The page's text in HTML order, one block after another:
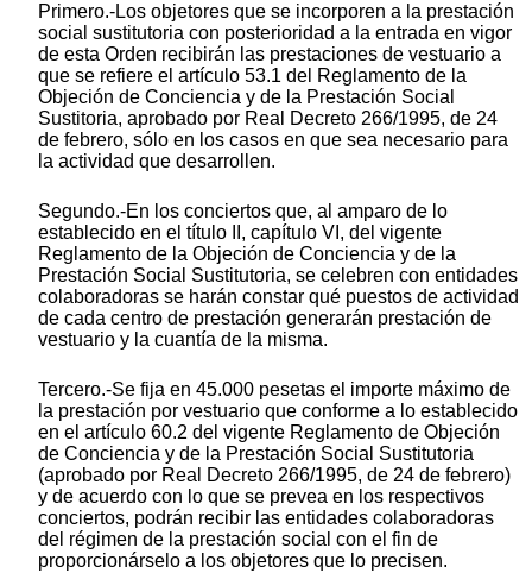
Primero.-Los objetores que se incorporen a la prestación
social sustitutoria con posterioridad a la entrada en vigor
de esta Orden recibirán las prestaciones de vestuario a
que se refiere el artículo 53.1 del Reglamento de la
Objeción de Conciencia y de la Prestación Social
Sustitoria, aprobado por Real Decreto 266/1995, de 24
de febrero, sólo en los casos en que sea necesario para
la actividad que desarrollen.
Segundo.-En los conciertos que, al amparo de lo
establecido en el título II, capítulo VI, del vigente
Reglamento de la Objeción de Conciencia y de la
Prestación Social Sustitutoria, se celebren con entidades
colaboradoras se harán constar qué puestos de actividad
de cada centro de prestación generarán prestación de
vestuario y la cuantía de la misma.
Tercero.-Se fija en 45.000 pesetas el importe máximo de
la prestación por vestuario que conforme a lo establecido
en el artículo 60.2 del vigente Reglamento de Objeción
de Conciencia y de la Prestación Social Sustitutoria
(aprobado por Real Decreto 266/1995, de 24 de febrero)
y de acuerdo con lo que se prevea en los respectivos
conciertos, podrán recibir las entidades colaboradoras
del régimen de la prestación social con el fin de
proporcionárselo a los objetores que lo precisen.